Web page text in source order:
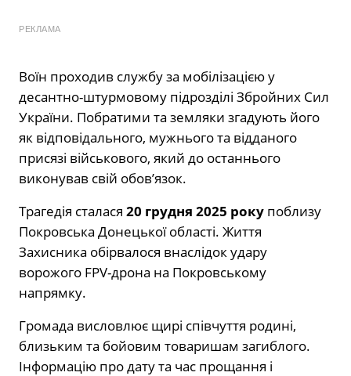
РЕКЛАМА
Воїн проходив службу за мобілізацією у
десантно-штурмовому підрозділі Збройних Сил
України. Побратими та земляки згадують його
як відповідального, мужнього та відданого
присязі військового, який до останнього
виконував свій обов’язок.
Трагедія сталася 20 грудня 2025 року поблизу
Покровська Донецької області. Життя
Захисника обірвалося внаслідок удару
ворожого FPV-дрона на Покровському
напрямку.
Громада висловлює щирі співчуття родині,
близьким та бойовим товаришам загиблого.
Інформацію про дату та час прощання і